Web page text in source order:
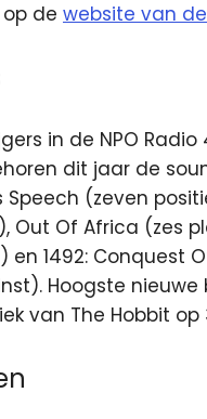
de website van
in de NPO Radio
dit jaar de
Speech (zeven
Out Of Africa (zes
en 1492: Conquest
Hoogste nieuwe
van The Hobbit op